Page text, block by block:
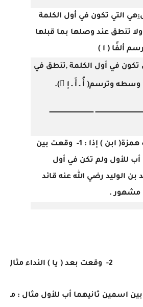
هي التي تكون في أول الكلمة
تنطق عند وصلها بما قبلها
ألفًا ( ا )
تكون في أول الكلمة ,تنطق في
وسطه وترسم( أُ ـ أَ ـ إ ِ).
ـــــــــــــــــــــــــــــــــــــــــــ
: تحذف همزة( ابن ) إذا : 1- وقعت بين
للأول ولم تكن في أول
بن الوليد رضي الله عنه قائد
مشهور .
2- وقعت بعد ( يا ) النداء مثال : يا